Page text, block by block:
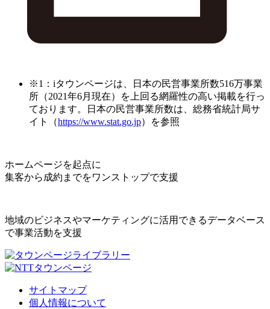
※1：iタウンページは、日本の民営事業所数516万事業
所（2021年6月現在）を上回る網羅性の高い掲載を行っ
ております。日本の民営事業所数は、総務省統計局サ
イト（https://www.stat.go.jp）を参照
ホームページを起点に
集客から成約までをワンストップで支援
地域のビジネスやマーケティングに活用できるデータベース
で事業活動を支援
サイトマップ
個人情報について